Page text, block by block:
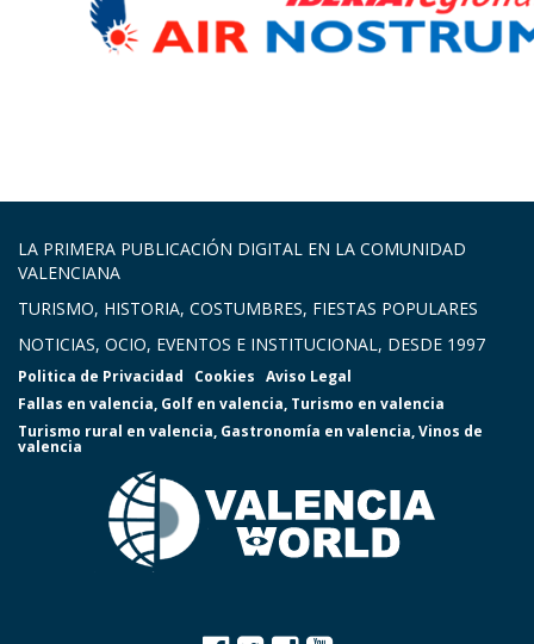
LA PRIMERA PUBLICACIÓN DIGITAL EN LA COMUNIDAD
VALENCIANA
TURISMO, HISTORIA, COSTUMBRES, FIESTAS POPULARES
NOTICIAS, OCIO, EVENTOS E INSTITUCIONAL, DESDE 1997
Politica de Privacidad Cookies Aviso Legal
Fallas en valencia, Golf en valencia, Turismo en valencia
Turismo rural en valencia, Gastronomía en valencia,Vinos de
valencia